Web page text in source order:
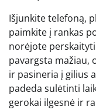
Išjunkite telefoną,
paimkite į rankas
norėjote
pavargsta mažiau,
ir pasineria į gilius
padeda sulėtinti
gerokai ilgesnė ir